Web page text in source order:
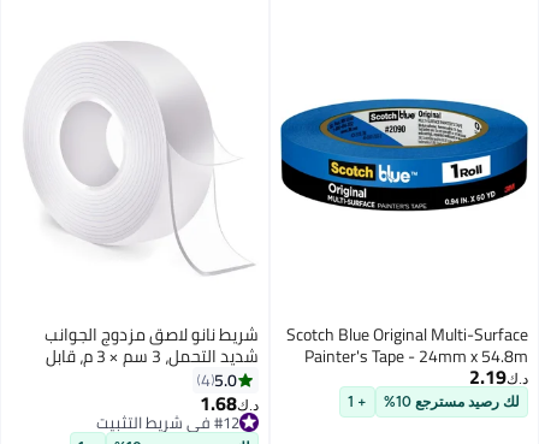
Scotch Blue Original Multi-
Painter's Tape - 24mm x
2.19
رصيد مسترجع 10% + 1
شريط نانو لاصق مزدوج الجوانب
شديد التحمل، 3 سم × 3 م، قابل
لإعادة الاستخدام والإزالة والغسل،
شريط لاصق شفاف للجدران والسجاد
والموكيت والأعمال اليدوية، شريط
5.0
4
1.68
#12 في شريط التثبيت
تم بيع +20 مؤخرًا